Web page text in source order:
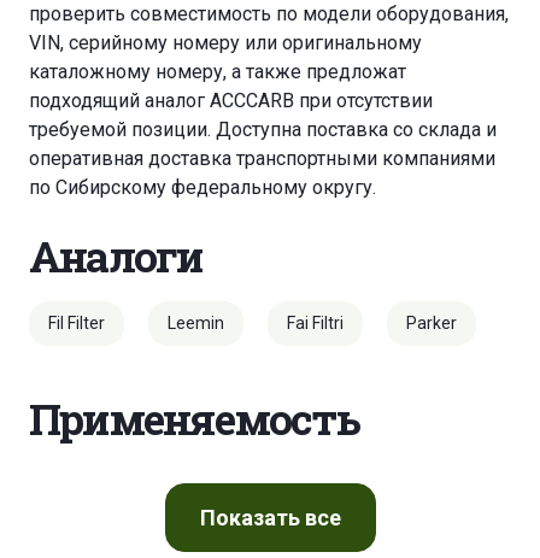
проверить совместимость по модели оборудования,
VIN, серийному номеру или оригинальному
каталожному номеру, а также предложат
подходящий аналог ACCCARB при отсутствии
требуемой позиции. Доступна поставка со склада и
оперативная доставка транспортными компаниями
по Сибирскому федеральному округу.
Аналоги
Fil Filter Leemin Fai Filtri Parker
Применяемость
Показатьвсе